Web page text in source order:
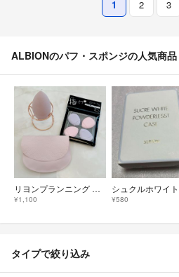
1 2 3
ALBIONのパフ・スポンジの人気商品
リヨンプランニング YP-01 指パフ 4個入 他
¥1,100 ¥580
タイプで絞り込み